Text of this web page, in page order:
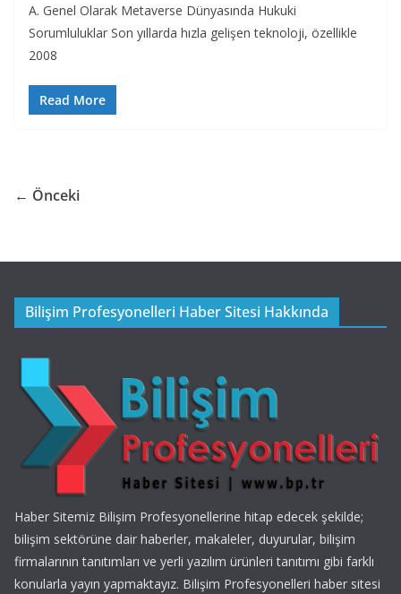
A. Genel Olarak Metaverse Dünyasında Hukuki
Sorumluluklar Son yıllarda hızla gelişen teknoloji, özellikle
2008
Read More
← Önceki
Bilişim Profesyonelleri Haber Sitesi Hakkında
Haber Sitemiz Bilişim Profesyonellerine hitap edecek şekilde;
bilişim sektörüne dair haberler, makaleler, duyurular, bilişim
firmalarının tanıtımları ve yerli yazılım ürünleri tanıtımı gibi farklı
konularla yayın yapmaktayız. Bilişim Profesyonelleri haber sitesi